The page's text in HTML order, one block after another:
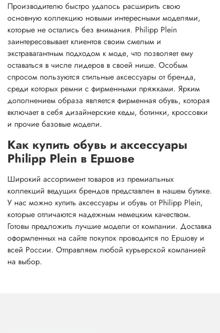
Производителю быстро удалось расширить свою
основную коллекцию новыми интересными моделями,
которые не остались без внимания. Philipp Plein
заинтересовывает клиентов своим смелым и
экстравагантным подходом к моде, что позволяет ему
оставаться в числе лидеров в своей нише. Особым
спросом пользуются стильные аксессуары от бренда,
среди которых ремни с фирменными пряжками. Ярким
дополнением образа является фирменная обувь, которая
включает в себя дизайнерские кеды, ботинки, кроссовки
и прочие базовые модели.
Как купить обувь и аксессуары
Philipp Plein в Ершове
Широкий ассортимент товаров из премиальных
коллекций ведущих брендов представлен в нашем бутике.
У нас можно купить аксессуары и обувь от Philipp Plein,
которые отличаются надежным немецким качеством.
Готовы предложить лучшие модели от компании. Доставка
оформленных на сайте покупок проводится по Ершову и
всей России. Отправляем любой курьерской компанией
на выбор.